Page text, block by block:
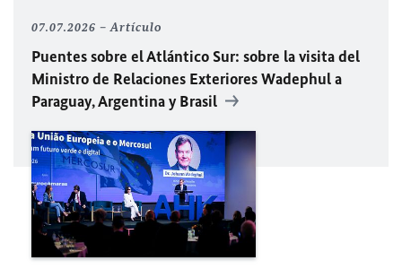
07.07.2026 Artículo
Puentes sobre el Atlántico Sur: sobre la visita del
Ministro de Relaciones Exteriores Wadephul a
Paraguay, Argentina y Brasil